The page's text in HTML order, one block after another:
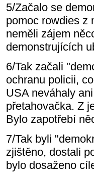
5/Začalo se
pomoc rowdies z
neměli zájem
demonstrujících
6/Tak začali
ochranu policii,
USA neváhaly
přetahovačka. Z
Bylo zapotřebí
7/Tak byli
zjištěno, dostali
bylo dosaženo